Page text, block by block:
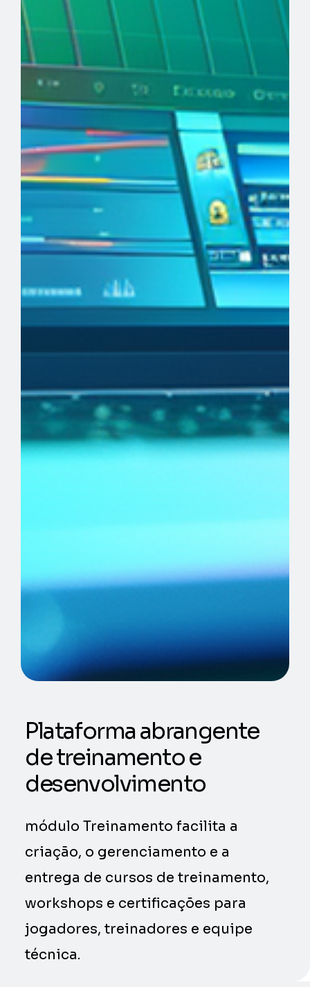
Plataforma abrangente
de treinamento e
desenvolvimento
módulo Treinamento facilita a
criação, o gerenciamento e a
entrega de cursos de treinamento,
workshops e certificações para
jogadores, treinadores e equipe
técnica.